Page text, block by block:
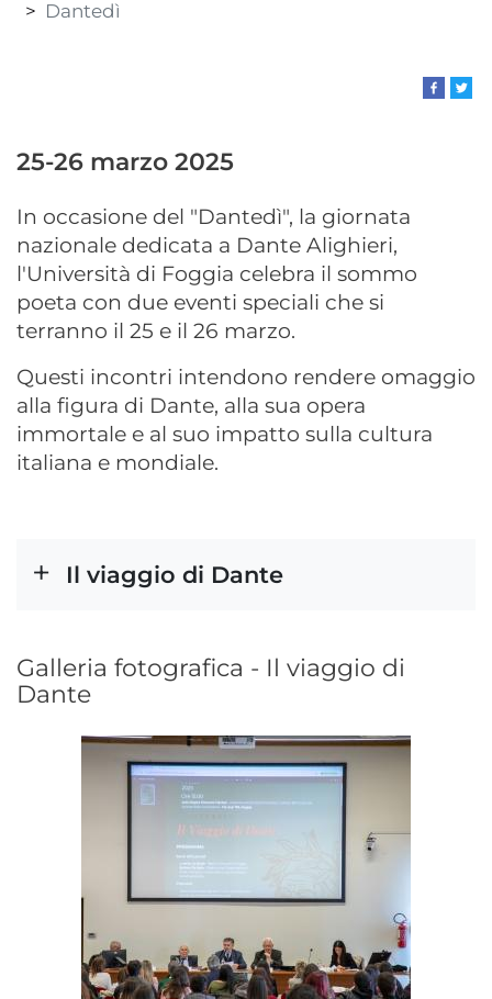
Dantedì
25-26 marzo 2025
In occasione del "Dantedì", la giornata
nazionale dedicata a Dante Alighieri,
l'Università di Foggia celebra il sommo
poeta con due eventi speciali che si
terranno il 25 e il 26 marzo.
Questi incontri intendono rendere omaggio
alla figura di Dante, alla sua opera
immortale e al suo impatto sulla cultura
italiana e mondiale.
Il viaggio di Dante
Galleria fotografica - Il viaggio di
Dante